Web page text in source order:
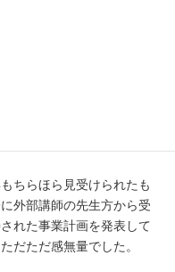
ちらほら見受けられたも
外部講師の先生方から受
れた事業計画を発表して
だただ感無量でした。